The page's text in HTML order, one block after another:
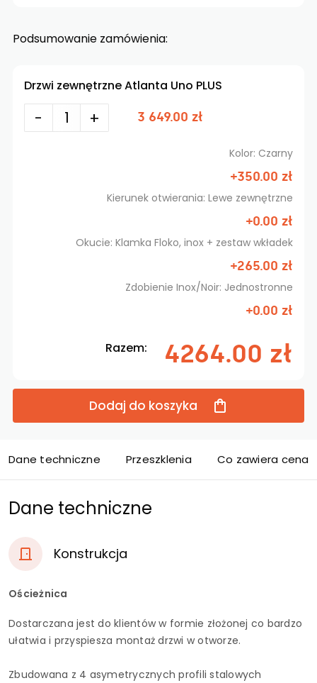
Podsumowanie zamówienia:
Drzwi zewnętrzne Atlanta Uno PLUS
- + 3 649.00 zł
Kolor: Czarny
+350.00 zł
Kierunek otwierania: Lewe zewnętrzne
+0.00 zł
Okucie: Klamka Floko, inox + zestaw wkładek
+265.00 zł
Zdobienie Inox/Noir: Jednostronne
+0.00 zł
Razem: 4264.00 zł
Dodaj do koszyka
Dane techniczne Przeszklenia Co zawiera cena
Dane techniczne
Konstrukcja
Ościeżnica
Dostarczana jest do klientów w formie złożonej co bardzo
ułatwia i przyspiesza montaż drzwi w otworze.
Zbudowana z 4 asymetrycznych profili stalowych